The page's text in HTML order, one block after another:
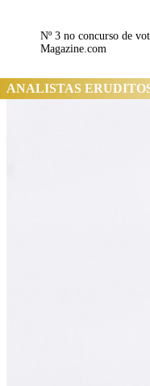
Nº 3 no concurso de
Magazine.com
ANALISTAS